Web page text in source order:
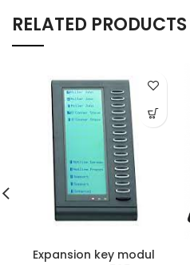
RELATED PRODUCTS
Expansion key modul